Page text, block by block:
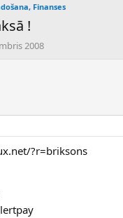
Finanses
!
2008
?r=briksons